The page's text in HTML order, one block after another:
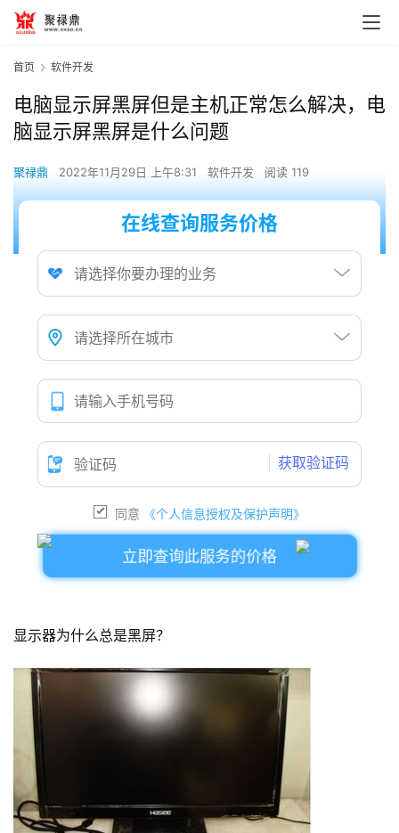
首页 软件开发
电脑显示屏黑屏但是主机正常怎么解决，电
脑显示屏黑屏是什么问题
聚禄鼎 2022年11月29日 上午8:31 软件开发 阅读 119
在线查询服务价格
获取验证码
同意 《个人信息授权及保护声明》
立即查询此服务的价格
显示器为什么总是黑屏？